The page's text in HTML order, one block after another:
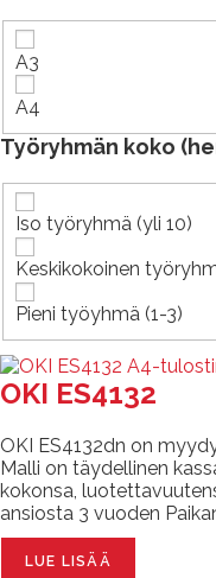
A3
A4
Työryhmän koko
Iso työryhmä (yli 10)
Keskikokoinen
Pieni työyhmä (1-3)
OKI ES4132
OKI ES4132dn on
Malli on täydellinen
kokonsa,
ansiosta 3 vuoden
LUE LISÄÄ